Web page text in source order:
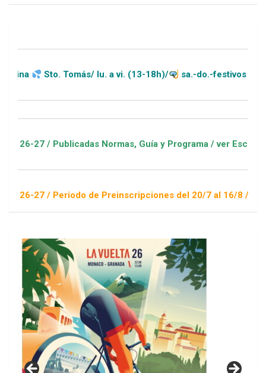
Tomás/ lu. a vi. (13-18h)/ sa.-do.-festivos (11-20h)
Normas, Guía y Programa / ver Escuelas Deportivas
de Preinscripciones del 20/7 al 16/8 / Sorteo 1 de